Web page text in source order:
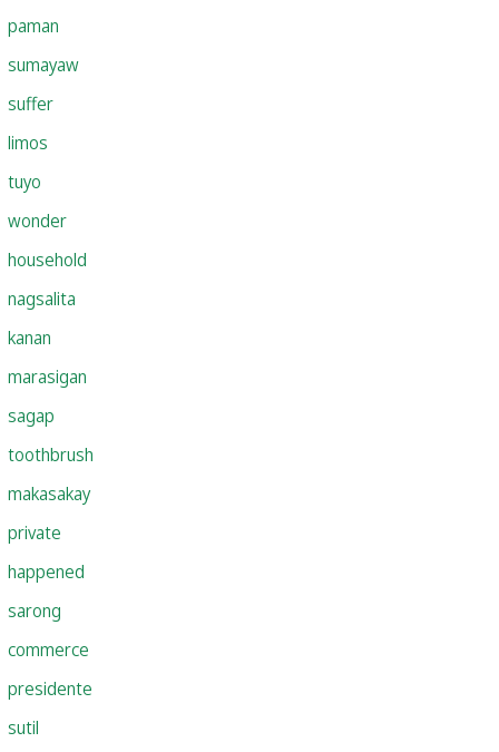
paman
sumayaw
suffer
limos
tuyo
wonder
household
nagsalita
kanan
marasigan
sagap
toothbrush
makasakay
private
happened
sarong
commerce
presidente
sutil